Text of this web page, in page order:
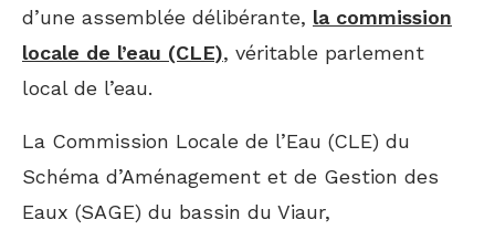
d’une assemblée délibérante, la commission
locale de l’eau (CLE), véritable parlement
local de l’eau.
La Commission Locale de l’Eau (CLE) du
Schéma d’Aménagement et de Gestion des
Eaux (SAGE) du bassin du Viaur,